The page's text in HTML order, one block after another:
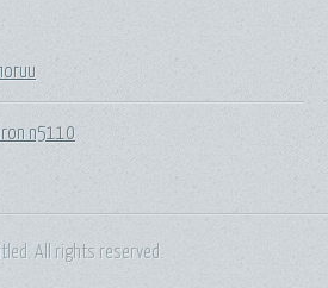
n5110
All rights reserved.